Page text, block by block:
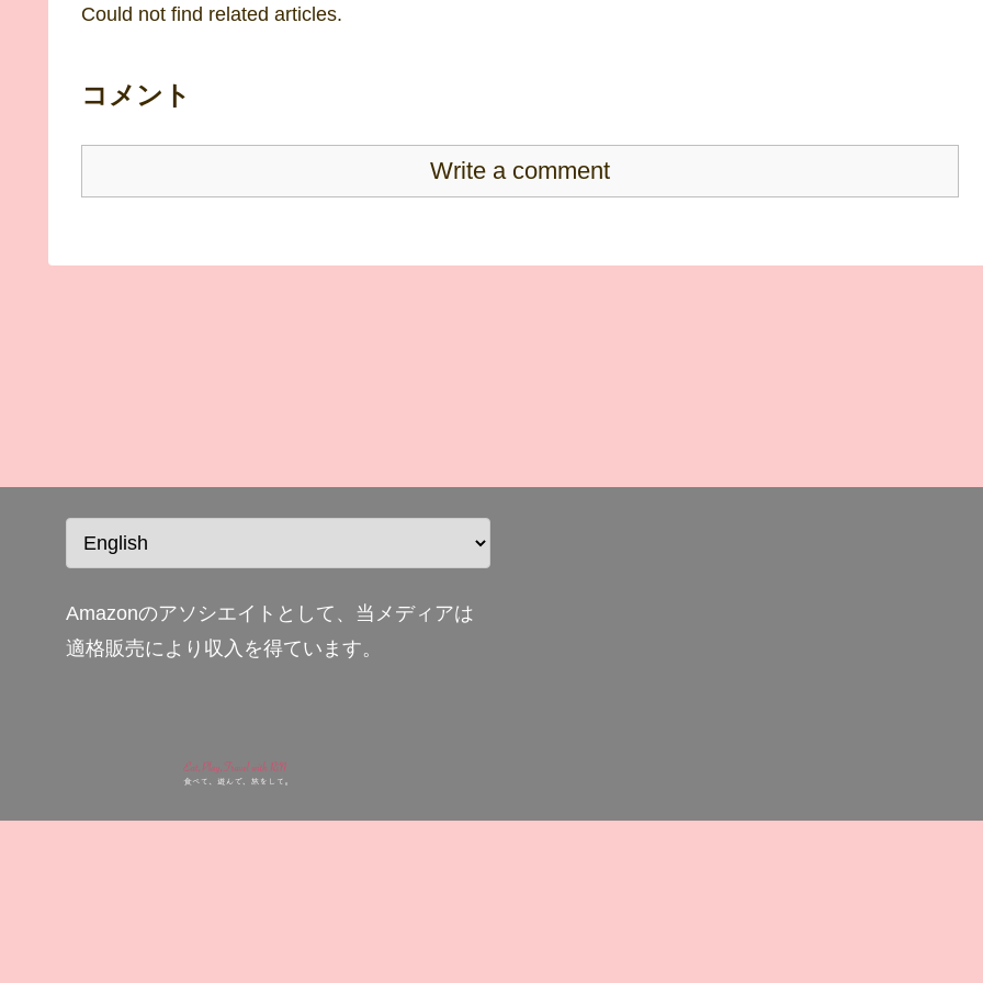
Could not find related articles.
コメント
Write a comment
Amazonのアソシエイトとして、当メディアは
適格販売により収入を得ています。